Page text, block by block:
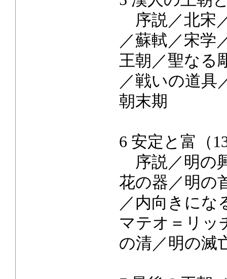
序説／北宋
／蘇軾／宋学
王朝／聖なる
／戦いの道具
朝末期
6 安定と富（
序説／明の
花の器／明の
／内向きにな
マテオ＝リッ
の清／明の滅